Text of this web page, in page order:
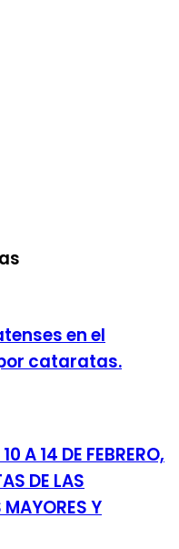
en el
cataratas.
A 14 DE FEBRERO,
DE LAS
Y